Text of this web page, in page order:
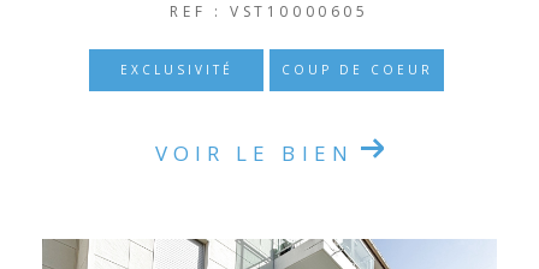
REF : VST10000605
EXCLUSIVITÉ COUP DE COEUR
VOIR LE BIEN